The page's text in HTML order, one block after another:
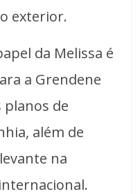
exterior.
da Melissa é
a Grendene
planos de
além de
na